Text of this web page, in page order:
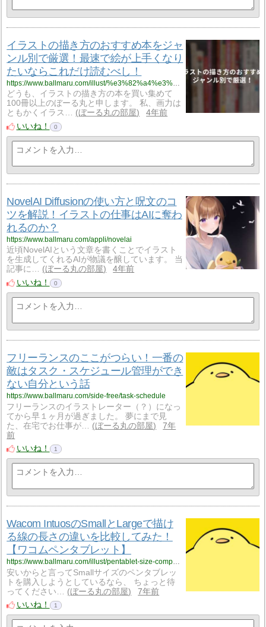
イラストの描き方のおすすめ本をジャ
ンル別で厳選！最速で絵が上手くなり
たいならこれだけ読むべし！
https://www.ballmaru.com/illust/%e3%82%a4%e3%83%a9%e3%82%b9%e3%83%88%e3%81%ae%e6%8f%8f%e3%81%8d%e6%96%b9%e3%81%ae%e3%81%8a%e3%81%99%e3%81%99%e3%82%81%e6%9c%ac%e3%82%92%e3%82%b8%e3%83%a3%e3%83%b3%e3%83%ab%e5%88%a5%e3%81%a7%e5%8e%b3
どうも、イラストの描き方の本を買い集めて
100冊以上のぼーる丸と申します。 私、画力は
ともかくイラス…
ぼーる丸の部屋
4年前
いいね！
0
NovelAI Diffusionの使い方と呪文のコ
ツを解説！イラストの仕事はAIに奪わ
れるのか？
https://www.ballmaru.com/appli/novelai
近頃NovelAIという文章を書くことでイラスト
を生成してくれるAIが物議を醸しています。 当
記事に…
ぼーる丸の部屋
4年前
いいね！
0
フリーランスのここがつらい！一番の
敵はタスク・スケジュール管理ができ
ない自分という話
https://www.ballmaru.com/side-free/task-schedule
フリーランスのイラストレーター（？）になっ
てから早１ヶ月が過ぎました。 夢にまで見
た、在宅でお仕事が…
ぼーる丸の部屋
7年
前
いいね！
1
Wacom IntuosのSmallとLargeで描け
る線の長さの違いを比較してみた！
【ワコムペンタブレット】
https://www.ballmaru.com/illust/pentablet-size-comparison
安いからと言ってSmallサイズのペンタブレッ
トを購入しようとしているなら、 ちょっと待
ってください…
ぼーる丸の部屋
7年前
いいね！
1